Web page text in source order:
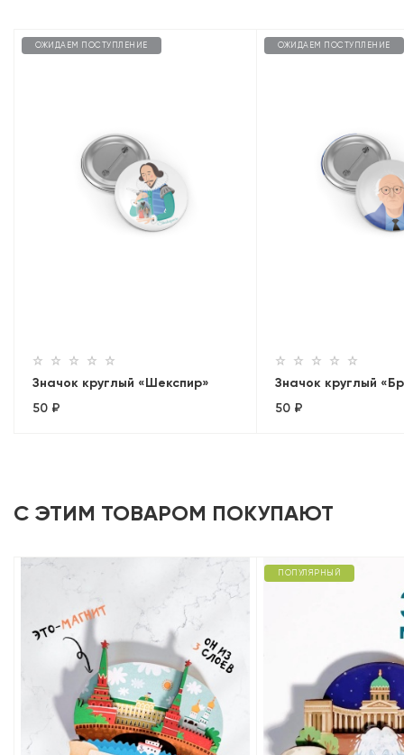
ОЖИДАЕМ ПОСТУПЛЕНИЕ
Значок круглый «Шекспир»
50 ₽
ОЖИДАЕМ ПОСТУПЛЕНИЕ
Значок круглый
50 ₽
С ЭТИМ ТОВАРОМ ПОКУПАЮТ
ПОПУЛЯРНЫЙ